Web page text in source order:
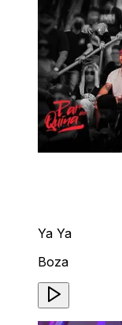
Ya Ya
Boza